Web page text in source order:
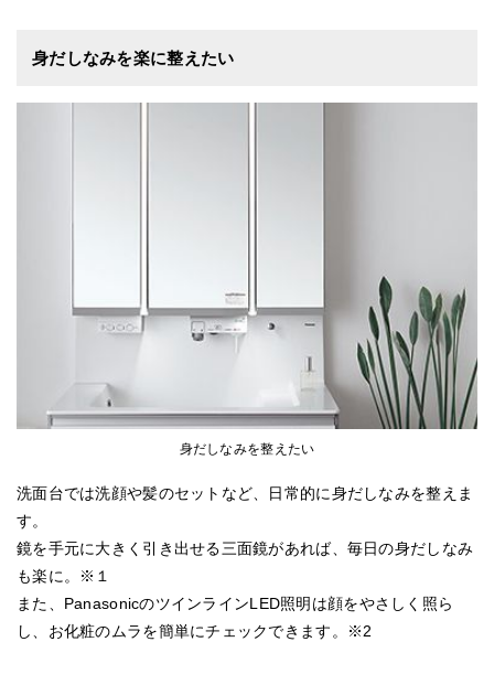
身だしなみを楽に整えたい
身だしなみを整えたい
洗面台では洗顔や髪のセットなど、日常的に身だしなみを整えま
す。
鏡を手元に大きく引き出せる三面鏡があれば、毎日の身だしなみ
も楽に。※１
また、PanasonicのツインラインLED照明は顔をやさしく照ら
し、お化粧のムラを簡単にチェックできます。※2